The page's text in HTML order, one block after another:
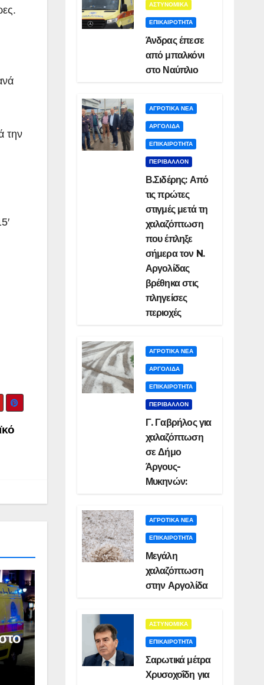
την
ΑΣΤΥΝΟΜΙΚΑ
ΕΠΙΚΑΙΡΟΤΗΤΑ
Άνδρας έπεσε
από μπαλκόνι
στο Ναύπλιο
ΑΓΡΟΤΙΚΑ ΝΕΑ
ΑΡΓΟΛΙΔΑ
ΕΠΙΚΑΙΡΟΤΗΤΑ
ΠΕΡΙΒΑΛΛΟΝ
Β.Σιδέρης: Από
τις πρώτες
στιγμές μετά τη
χαλαζόπτωση
που έπληξε
σήμερα τον N.
Αργολίδας
βρέθηκα στις
πληγείσες
περιοχές
ΑΓΡΟΤΙΚΑ ΝΕΑ
ΑΡΓΟΛΙΔΑ
ΕΠΙΚΑΙΡΟΤΗΤΑ
ΠΕΡΙΒΑΛΛΟΝ
Γ. Γαβρήλος για
χαλαζόπτωση
σε Δήμο
Άργους-
Μυκηνών:
ΑΓΡΟΤΙΚΑ ΝΕΑ
ΕΠΙΚΑΙΡΟΤΗΤΑ
Μεγάλη
χαλαζόπτωση
στην Αργολίδα
ΑΣΤΥΝΟΜΙΚΑ
ΕΠΙΚΑΙΡΟΤΗΤΑ
Σαρωτικά μέτρα
Χρυσοχοΐδη για